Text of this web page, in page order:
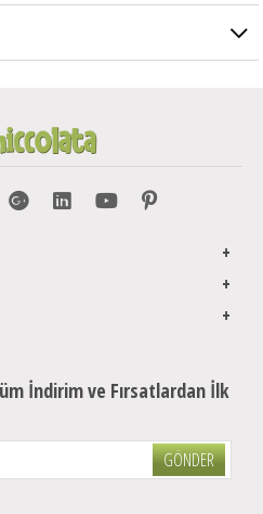
İndirim ve Fırsatlardan İlk
GÖNDER